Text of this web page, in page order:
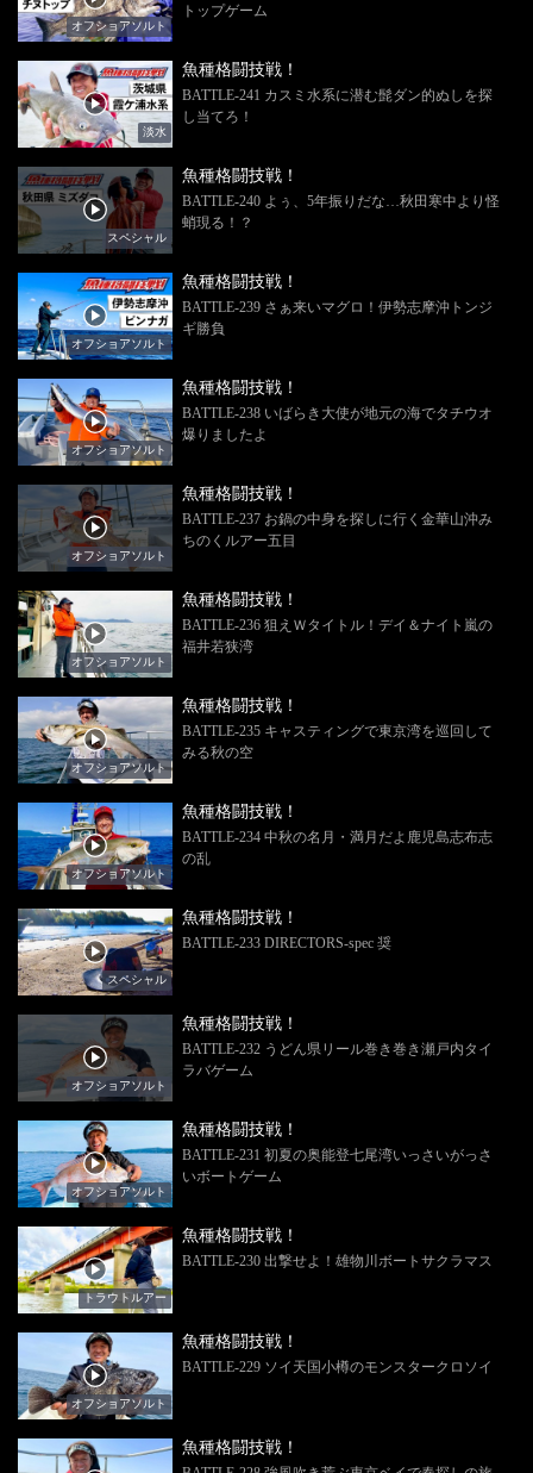
オフショアソルト
トップゲーム
淡水
魚種格闘技戦！
BATTLE-241 カスミ水系に潜む髭ダン的ぬしを探
し当てろ！
スペシャル
魚種格闘技戦！
BATTLE-240 よぅ、5年振りだな…秋田寒中より怪
蛸現る！？
オフショアソルト
魚種格闘技戦！
BATTLE-239 さぁ来いマグロ！伊勢志摩沖トンジ
ギ勝負
オフショアソルト
魚種格闘技戦！
BATTLE-238 いばらき大使が地元の海でタチウオ
爆りましたよ
オフショアソルト
魚種格闘技戦！
BATTLE-237 お鍋の中身を探しに行く金華山沖み
ちのくルアー五目
オフショアソルト
魚種格闘技戦！
BATTLE-236 狙えＷタイトル！デイ＆ナイト嵐の
福井若狭湾
オフショアソルト
魚種格闘技戦！
BATTLE-235 キャスティングで東京湾を巡回して
みる秋の空
オフショアソルト
魚種格闘技戦！
BATTLE-234 中秋の名月・満月だよ鹿児島志布志
の乱
スペシャル
魚種格闘技戦！
BATTLE-233 DIRECTORS-spec 奨
オフショアソルト
魚種格闘技戦！
BATTLE-232 うどん県リール巻き巻き瀬戸内タイ
ラバゲーム
オフショアソルト
魚種格闘技戦！
BATTLE-231 初夏の奥能登七尾湾いっさいがっさ
いボートゲーム
トラウトルアー
魚種格闘技戦！
BATTLE-230 出撃せよ！雄物川ボートサクラマス
オフショアソルト
魚種格闘技戦！
BATTLE-229 ソイ天国小樽のモンスタークロソイ
魚種格闘技戦！